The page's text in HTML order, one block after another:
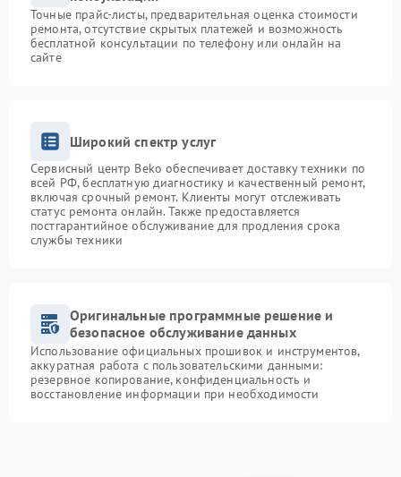
Точные прайс-листы, предварительная оценка стоимости
ремонта, отсутствие скрытых платежей и возможность
бесплатной консультации по телефону или онлайн на
сайте
Широкий спектр услуг
Сервисный центр Beko обеспечивает доставку техники по
всей РФ, бесплатную диагностику и качественный ремонт,
включая срочный ремонт. Клиенты могут отслеживать
статус ремонта онлайн. Также предоставляется
постгарантийное обслуживание для продления срока
службы техники
Оригинальные программные решение и
безопасное обслуживание данных
Использование официальных прошивок и инструментов,
аккуратная работа с пользовательскими данными:
резервное копирование, конфиденциальность и
восстановление информации при необходимости